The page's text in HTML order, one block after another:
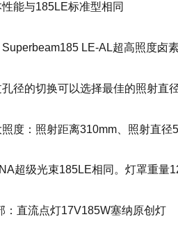
能与185LE标准型相同
Superbeam185 LE-AL超高照度卤
孔径的切换可以选择最佳的照射直
照度：照射距离310mm、照射直
超级光束185LE相同。灯罩重量
：直流点灯17V185W塞纳原创灯